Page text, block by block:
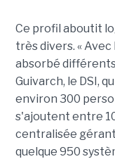
Ce profil aboutit
très divers. «
absorbé
Guivarch, le DSI,
environ 300
s'ajoutent entre
centralisée
quelque 950